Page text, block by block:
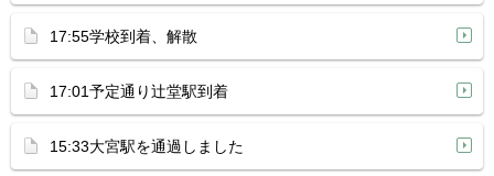
17:55学校到着、解散
17:01予定通り辻堂駅到着
15:33大宮駅を通過しました